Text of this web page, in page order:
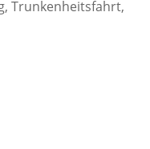
Trunkenheitsfahrt,